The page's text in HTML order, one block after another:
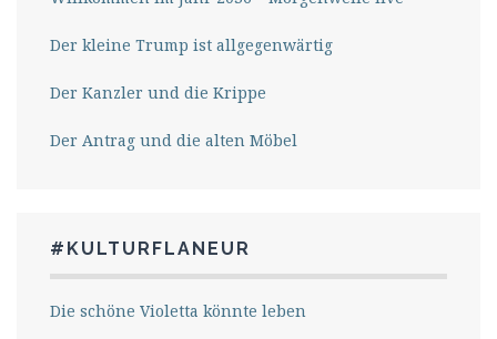
Der kleine Trump ist allgegenwärtig
Der Kanzler und die Krippe
Der Antrag und die alten Möbel
#KULTURFLANEUR
Die schöne Violetta könnte leben